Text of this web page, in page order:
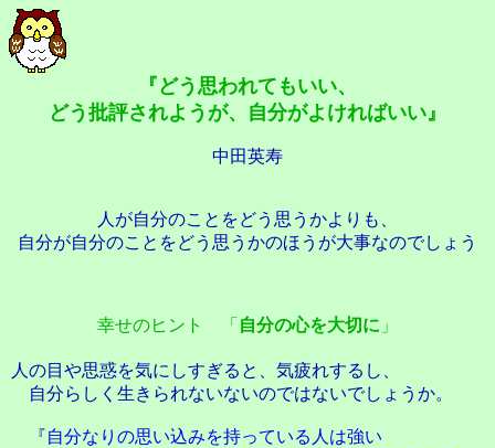
『どう思われてもいい、
どう批評されようが、自分がよければいい』
中田英寿
人が自分のことをどう思うかよりも、
自分が自分のことをどう思うかのほうが大事なのでしょう
幸せのヒント 「 自分の心を大切に 」
人の目や思惑を気にしすぎると、気疲れするし、
自分らしく生きられないないのではないでしょうか。
『自分なりの思い込みを持っている人は強い